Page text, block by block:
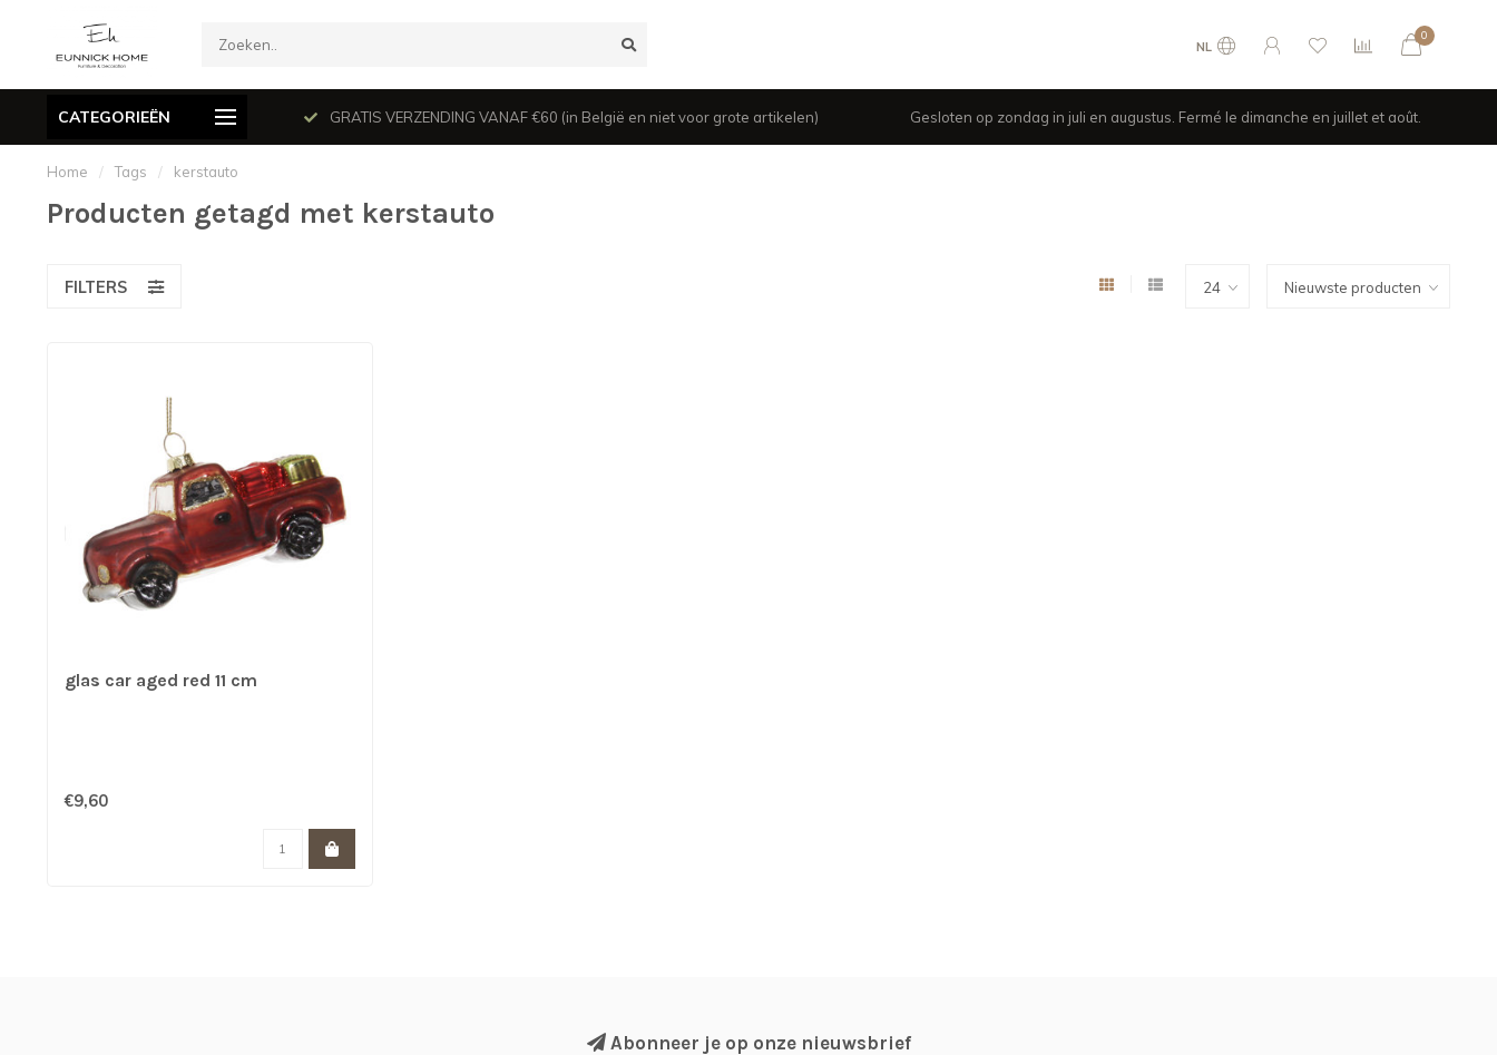
NL
0
CATEGORIEËN
le dimanche en juillet et août. GRATIS VERZENDING VANAF €60 (in België en niet voor grote artikelen) Gesloten op zondag in juli en augustus. Fermé le dimanche en juillet et août.
Home / Tags / kerstauto
Producten getagd met kerstauto
FILTERS
glas car aged red 11 cm
€9,60
Abonneer je op onze nieuwsbrief